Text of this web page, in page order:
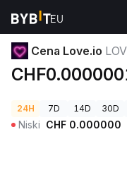
Ceny kryptowalut Cena
Cena Love.io
24H 7D 14D 30D
Niski CHF 0.000000